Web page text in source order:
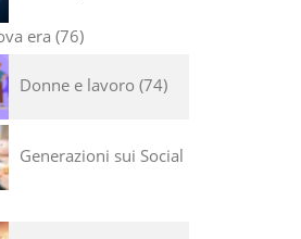
era 76
Donne e lavoro 74
Generazioni sui Social